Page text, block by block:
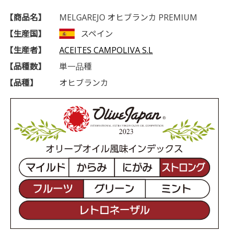
【商品名】
MELGAREJO オヒブランカ PREMIUM
【生産国】
スペイン
【生産者】
ACEITES CAMPOLIVA S.L
【品種数】
単一品種
【品種】
オヒブランカ